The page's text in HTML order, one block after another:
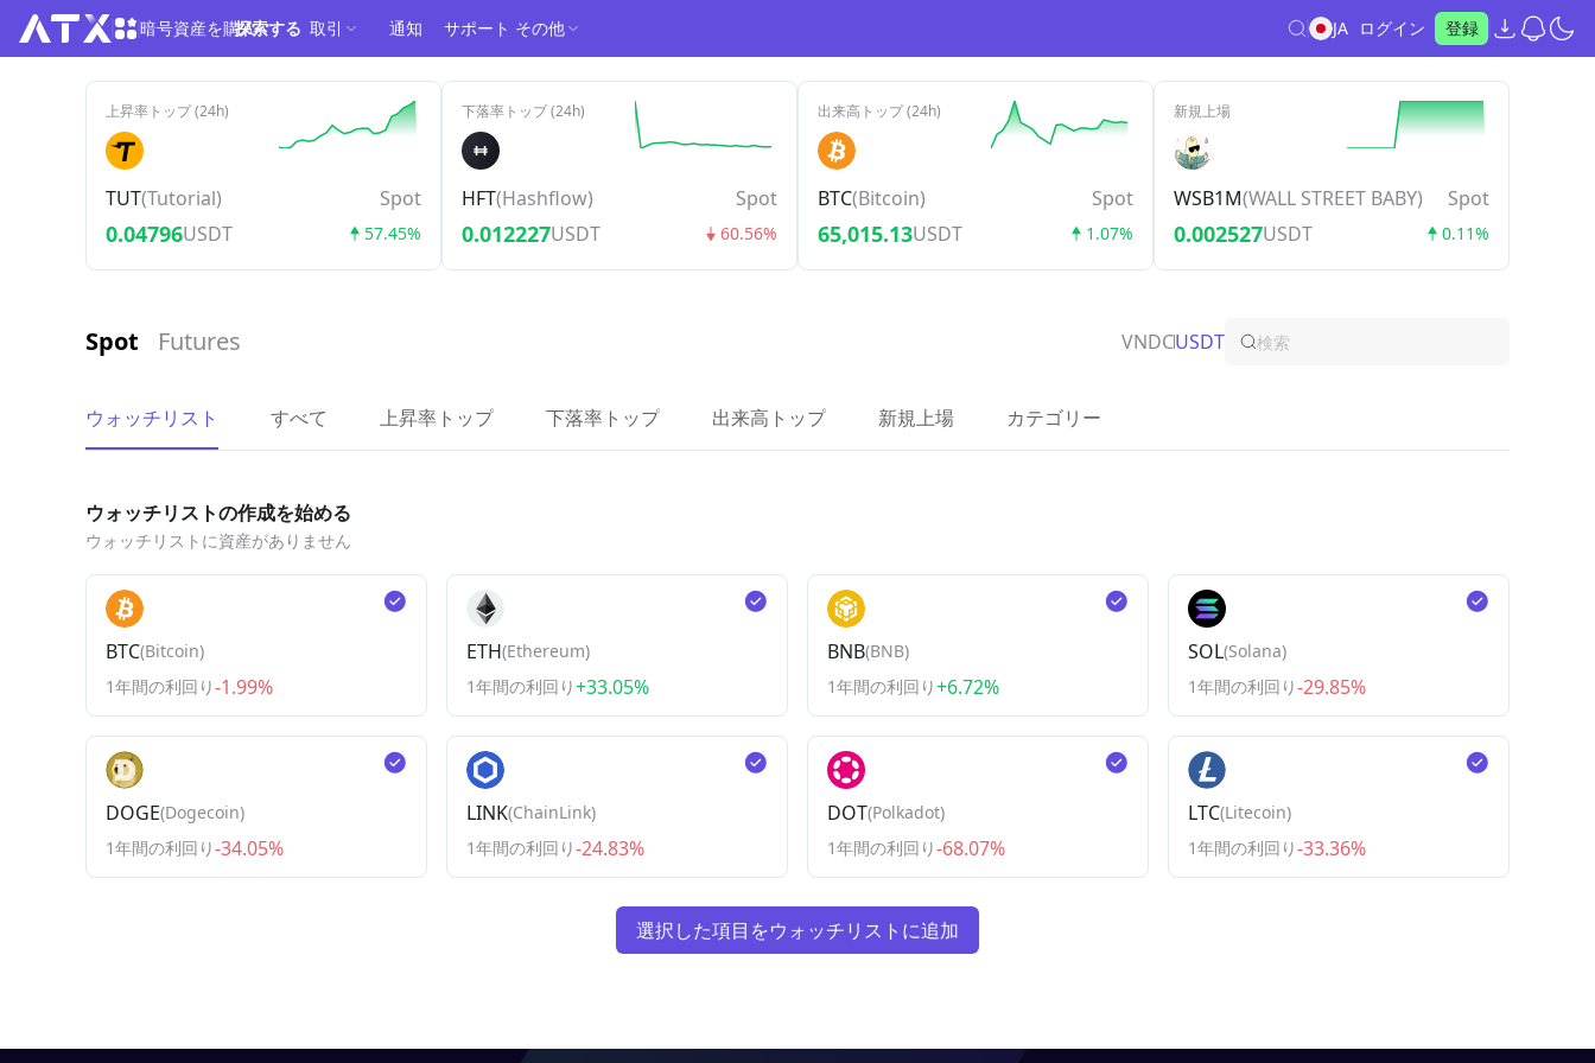
暗号資産を購入探索する 取引 通知 サポート その他 JA ログイン 登録
上昇率トップ (24h)
TUT(Tutorial) Spot
0.04796USDT 57.45%
下落率トップ (24h)
HFT(Hashflow) Spot
0.012227USDT 60.56%
出来高トップ (24h)
BTC(Bitcoin) Spot
65,015.13USDT 1.07%
新規上場
WSB1M(WALL STREET BABY) Spot
0.002527USDT 0.11%
Spot Futures VNDCUSDT
ウォッチリスト すべて 上昇率トップ 下落率トップ 出来高トップ 新規上場 カテゴリー
ウォッチリストの作成を始める
ウォッチリストに資産がありません
BTC(Bitcoin)
1年間の利回り-1.99%
ETH(Ethereum)
1年間の利回り+33.05%
BNB(BNB)
1年間の利回り+6.72%
SOL(Solana)
1年間の利回り-29.85%
DOGE(Dogecoin)
1年間の利回り-34.05%
LINK(ChainLink)
1年間の利回り-24.83%
DOT(Polkadot)
1年間の利回り-68.07%
LTC(Litecoin)
1年間の利回り-33.36%
選択した項目をウォッチリストに追加